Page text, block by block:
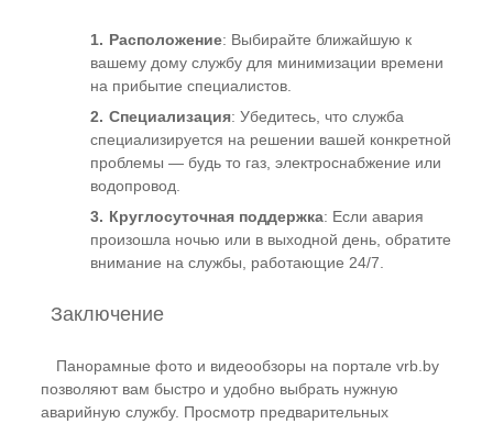
Расположение: Выбирайте ближайшую к
вашему дому службу для минимизации времени
на прибытие специалистов.
Специализация: Убедитесь, что служба
специализируется на решении вашей конкретной
проблемы — будь то газ, электроснабжение или
водопровод.
Круглосуточная поддержка: Если авария
произошла ночью или в выходной день, обратите
внимание на службы, работающие 24/7.
Заключение
Панорамные фото и видеообзоры на портале vrb.by
позволяют вам быстро и удобно выбрать нужную
аварийную службу. Просмотр предварительных